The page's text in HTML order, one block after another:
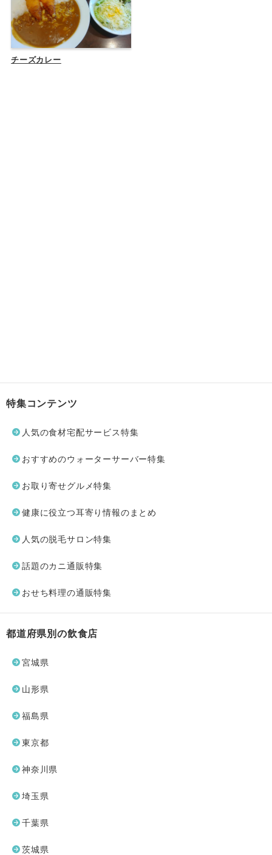
チーズカレー
特集コンテンツ
人気の食材宅配サービス特集
おすすめのウォーターサーバー特集
お取り寄せグルメ特集
健康に役立つ耳寄り情報のまとめ
人気の脱毛サロン特集
話題のカニ通販特集
おせち料理の通販特集
都道府県別の飲食店
宮城県
山形県
福島県
東京都
神奈川県
埼玉県
千葉県
茨城県